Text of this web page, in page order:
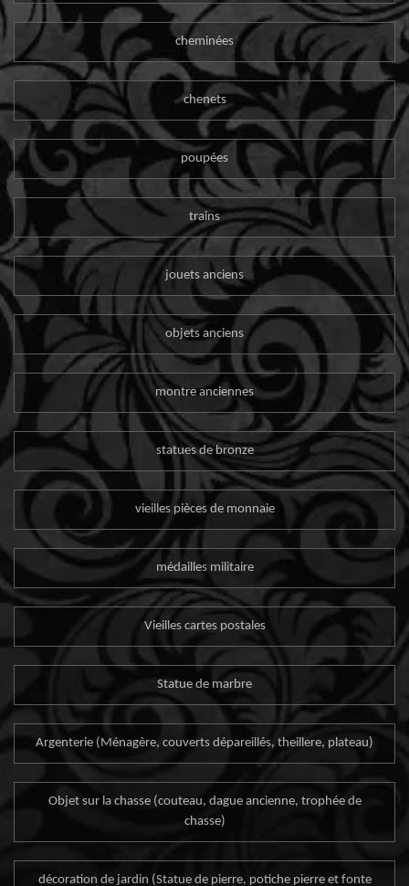
cheminées
chenets
poupées
trains
jouets anciens
objets anciens
montre anciennes
statues de bronze
vieilles pièces de monnaie
médailles militaire
Vieilles cartes postales
Statue de marbre
Argenterie (Ménagère, couverts dépareillés, theillere, plateau)
Objet sur la chasse (couteau, dague ancienne, trophée de
chasse)
décoration de jardin (Statue de pierre, potiche pierre et fonte